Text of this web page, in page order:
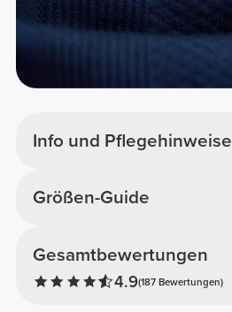
Info und Pflegehinweise
Gesamtbewertungen
4.9(187 Bewertungen)
Größen-Guide